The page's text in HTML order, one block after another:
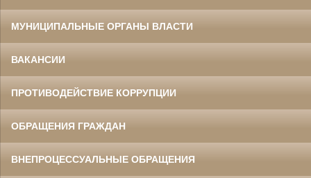
МУНИЦИПАЛЬНЫЕ ОРГАНЫ ВЛАСТИ
ВАКАНСИИ
ПРОТИВОДЕЙСТВИЕ КОРРУПЦИИ
ОБРАЩЕНИЯ ГРАЖДАН
ВНЕПРОЦЕССУАЛЬНЫЕ ОБРАЩЕНИЯ